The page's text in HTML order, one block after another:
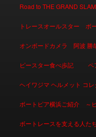
Road to THE GRAND
トレースオールスター ボ
オンボードカメラ 阿波 勝
ピースター食べ歩記 ペ
ヘイワジマ ヘルメット コレ
ボートピア横浜ご紹介 ～
ボートレースを支える人た